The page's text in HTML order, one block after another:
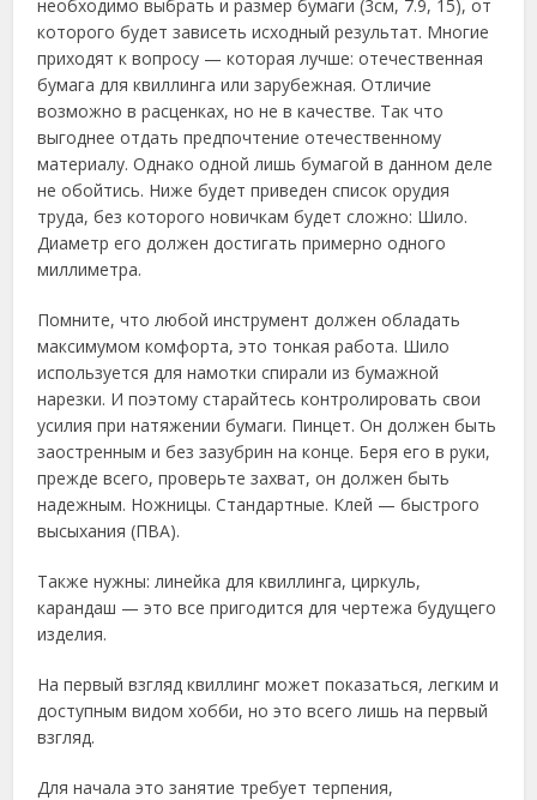
необходимо выбрать и размер бумаги (3см, 7.9, 15), от
которого будет зависеть исходный результат. Многие
приходят к вопросу — которая лучше: отечественная
бумага для квиллинга или зарубежная. Отличие
возможно в расценках, но не в качестве. Так что
выгоднее отдать предпочтение отечественному
материалу. Однако одной лишь бумагой в данном деле
не обойтись. Ниже будет приведен список орудия
труда, без которого новичкам будет сложно: Шило.
Диаметр его должен достигать примерно одного
миллиметра.
Помните, что любой инструмент должен обладать
максимумом комфорта, это тонкая работа. Шило
используется для намотки спирали из бумажной
нарезки. И поэтому старайтесь контролировать свои
усилия при натяжении бумаги. Пинцет. Он должен быть
заостренным и без зазубрин на конце. Беря его в руки,
прежде всего, проверьте захват, он должен быть
надежным. Ножницы. Стандартные. Клей — быстрого
высыхания (ПВА).
Также нужны: линейка для квиллинга, циркуль,
карандаш — это все пригодится для чертежа будущего
изделия.
На первый взгляд квиллинг может показаться, легким и
доступным видом хобби, но это всего лишь на первый
взгляд.
Для начала это занятие требует терпения,